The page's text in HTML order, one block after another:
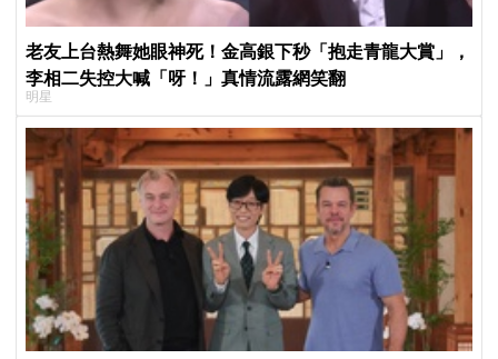
老友上台熱舞她眼神死！金高銀下秒「抱走青龍大賞」，
李相二失控大喊「呀！」真情流露網笑翻
明星